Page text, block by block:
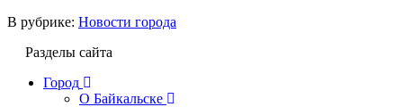
В рубрике: Новости города
Разделы сайта
Город
О Байкальске